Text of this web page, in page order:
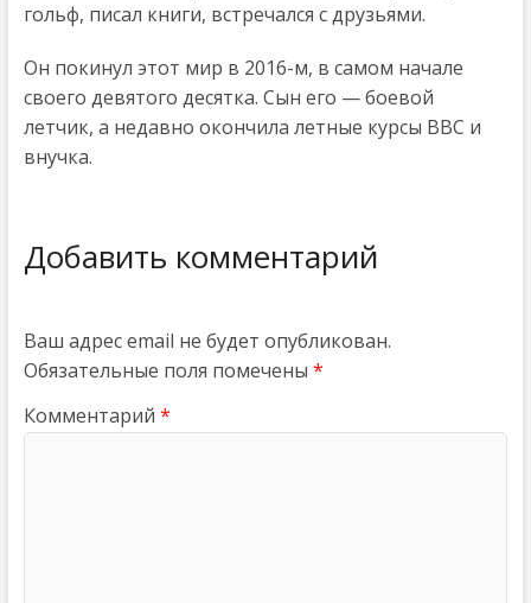
гольф, писал книги, встречался с друзьями.
Он покинул этот мир в 2016-м, в самом начале
своего девятого десятка. Сын его — боевой
летчик, а недавно окончила летные курсы ВВС и
внучка.
Добавить комментарий
Ваш адрес email не будет опубликован.
Обязательные поля помечены *
Комментарий *